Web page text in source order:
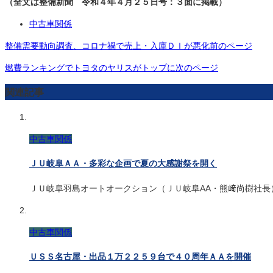
中古車関係
整備需要動向調査、コロナ禍で売上・入庫ＤＩが悪化前のページ
燃費ランキングでトヨタのヤリスがトップに次のページ
関連記事
中古車関係
ＪＵ岐阜ＡＡ・多彩な企画で夏の大感謝祭を開く
ＪＵ岐阜羽島オートオークション（ＪＵ岐阜AA・熊﨑尚樹社
中古車関係
ＵＳＳ名古屋・出品１万２２５９台で４０周年ＡＡを開催